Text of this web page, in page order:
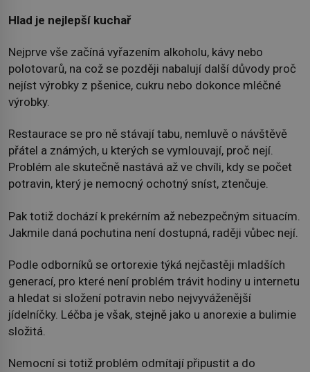
Hlad je nejlepší kuchař
Nejprve vše začíná vyřazením alkoholu, kávy nebo
polotovarů, na což se později nabalují další důvody proč
nejíst výrobky z pšenice, cukru nebo dokonce mléčné
výrobky.
Restaurace se pro ně stávají tabu, nemluvě o návštěvě
přátel a známých, u kterých se vymlouvají, proč nejí.
Problém ale skutečně nastává až ve chvíli, kdy se počet
potravin, který je nemocný ochotný sníst, ztenčuje.
Pak totiž dochází k prekérním až nebezpečným situacím.
Jakmile daná pochutina není dostupná, raději vůbec nejí.
Podle odborníků se ortorexie týká nejčastěji mladších
generací, pro které není problém trávit hodiny u internetu
a hledat si složení potravin nebo nejvyváženější
jídelníčky. Léčba je však, stejně jako u anorexie a bulimie
složitá.
Nemocní si totiž problém odmítají připustit a do